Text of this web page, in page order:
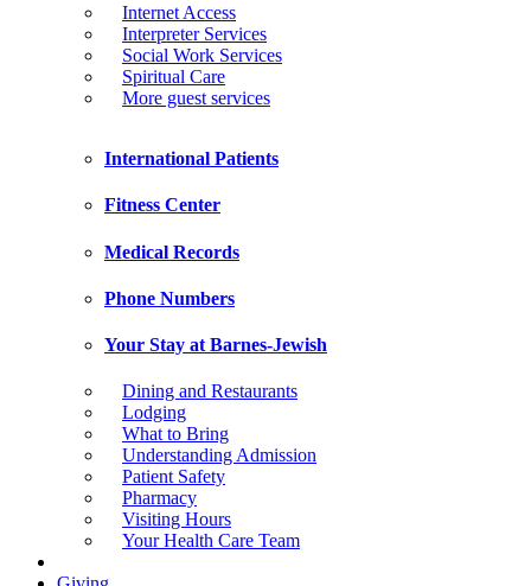
Internet Access
Interpreter Services
Social Work Services
Spiritual Care
More guest services
International Patients
Fitness Center
Medical Records
Phone Numbers
Your Stay at Barnes-Jewish
Dining and Restaurants
Lodging
What to Bring
Understanding Admission
Patient Safety
Pharmacy
Visiting Hours
Your Health Care Team